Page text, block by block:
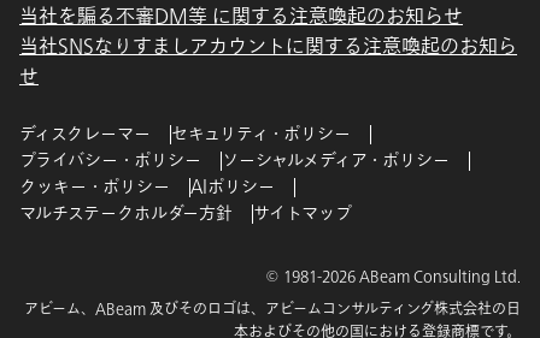
当社を騙る不審DM等 に関する注意喚起のお知らせ
当社SNSなりすましアカウントに関する注意喚起のお知ら
せ
ディスクレーマー
セキュリティ・ポリシー
プライバシー・ポリシー
ソーシャルメディア・ポリシー
クッキー・ポリシー
AIポリシー
マルチステークホルダー方針
サイトマップ
© 1981-2026 ABeam Consulting Ltd.
アビーム、ABeam 及びそのロゴは、アビームコンサルティング株式会社の日
本およびその他の国における登録商標です。